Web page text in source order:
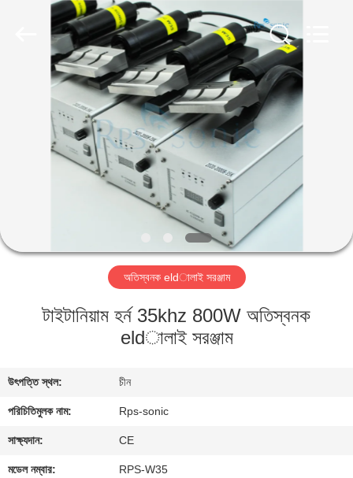
কারখানা
যোগাযোগ
করুন
অতিস্বনক eldালাই সরঞ্জাম
টাইটানিয়াম হর্ন 35khz 800W অতিস্বনক
eldালাই সরঞ্জাম
উৎপত্তি স্থল: চীন
পরিচিতিমুলক নাম: Rps-sonic
সাক্ষ্যদান: CE
মডেল নম্বার: RPS-W35